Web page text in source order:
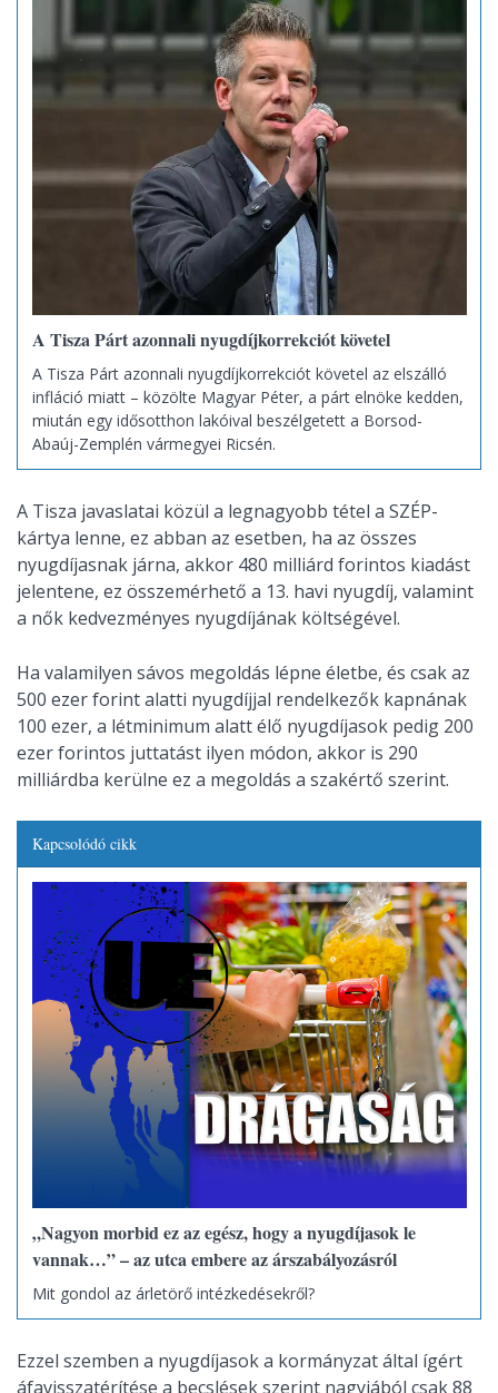
A Tisza Párt azonnali nyugdíjkorrekciót követel
A Tisza Párt azonnali nyugdíjkorrekciót követel az elszálló
infláció miatt – közölte Magyar Péter, a párt elnöke kedden,
miután egy idősotthon lakóival beszélgetett a Borsod-
Abaúj-Zemplén vármegyei Ricsén.
A Tisza javaslatai közül a legnagyobb tétel a SZÉP-
kártya lenne, ez abban az esetben, ha az összes
nyugdíjasnak járna, akkor 480 milliárd forintos kiadást
jelentene, ez összemérhető a 13. havi nyugdíj, valamint
a nők kedvezményes nyugdíjának költségével.
Ha valamilyen sávos megoldás lépne életbe, és csak az
500 ezer forint alatti nyugdíjjal rendelkezők kapnának
100 ezer, a létminimum alatt élő nyugdíjasok pedig 200
ezer forintos juttatást ilyen módon, akkor is 290
milliárdba kerülne ez a megoldás a szakértő szerint.
Kapcsolódó cikk
„Nagyon morbid ez az egész, hogy a nyugdíjasok le
vannak…” – az utca embere az árszabályozásról
Mit gondol az árletörő intézkedésekről?
Ezzel szemben a nyugdíjasok a kormányzat által ígért
áfavisszatérítése a becslések szerint nagyjából csak 88